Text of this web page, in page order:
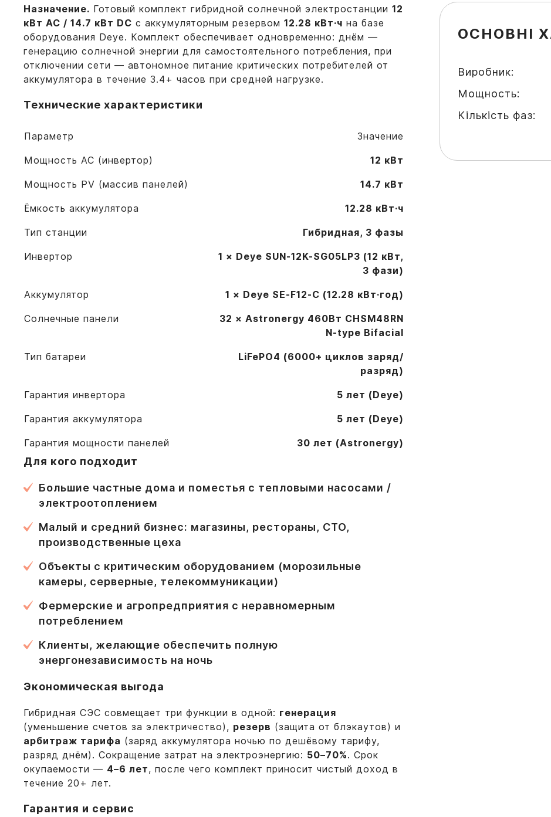
Назначение. Готовый комплект гибридной солнечной электростанции 12
кВт AC / 14.7 кВт DC с аккумуляторным резервом 12.28 кВт·ч на базе
оборудования Deye. Комплект обеспечивает одновременно: днём —
генерацию солнечной энергии для самостоятельного потребления, при
отключении сети — автономное питание критических потребителей от
аккумулятора в течение 3.4+ часов при средней нагрузке.
Технические характеристики
Параметр Значение
Мощность AC (инвертор) 12 кВт
Мощность PV (массив панелей) 14.7 кВт
Ёмкость аккумулятора 12.28 кВт·ч
Тип станции Гибридная, 3 фазы
Инвертор
1 × Deye SUN-12K-SG05LP3 (12 кВт,
3 фази)
Аккумулятор 1 × Deye SE-F12-C (12.28 кВт·год)
Солнечные панели
32 × Astronergy 460Вт CHSM48RN
N-type Bifacial
Тип батареи
LiFePO4 (6000+ циклов заряд/
разряд)
Гарантия инвертора 5 лет (Deye)
Гарантия аккумулятора 5 лет (Deye)
Гарантия мощности панелей 30 лет (Astronergy)
Для кого подходит
Большие частные дома и поместья с тепловыми насосами /
электроотоплением
Малый и средний бизнес: магазины, рестораны, СТО,
производственные цеха
Объекты с критическим оборудованием (морозильные
камеры, серверные, телекоммуникации)
Фермерские и агропредприятия с неравномерным
потреблением
Клиенты, желающие обеспечить полную
энергонезависимость на ночь
Экономическая выгода
Гибридная СЭС совмещает три функции в одной: генерация
(уменьшение счетов за электричество), резерв (защита от блэкаутов) и
арбитраж тарифа (заряд аккумулятора ночью по дешёвому тарифу,
разряд днём). Сокращение затрат на электроэнергию: 50–70%. Срок
окупаемости — 4–6 лет, после чего комплект приносит чистый доход в
течение 20+ лет.
Гарантия и сервис
ОСНОВНІ
Виробник:
Мощность:
Кількість фаз:
Оставить заявку